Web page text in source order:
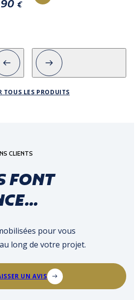
€
TOUS LES PRODUITS
CLIENTS
FONT
pour vous
long de votre projet.
UN AVIS